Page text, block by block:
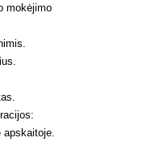
mokėjimo